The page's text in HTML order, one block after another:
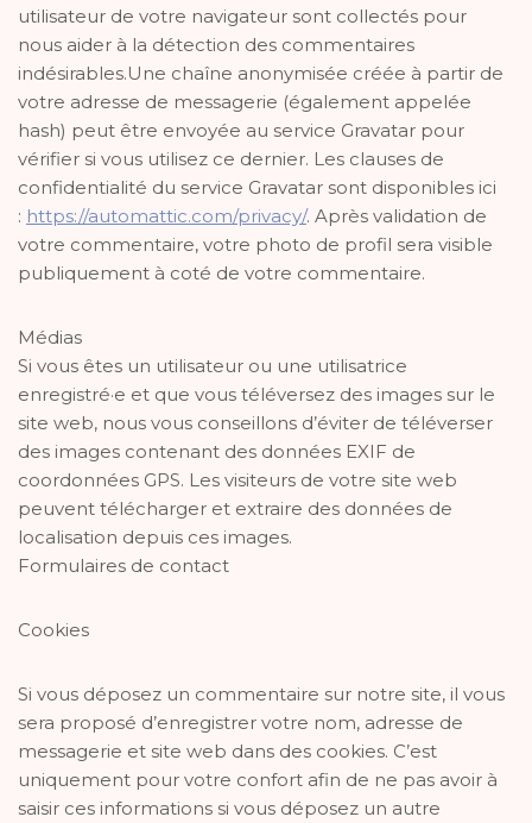
utilisateur de votre navigateur sont collectés pour
nous aider à la détection des commentaires
indésirables.Une chaîne anonymisée créée à partir de
votre adresse de messagerie (également appelée
hash) peut être envoyée au service Gravatar pour
vérifier si vous utilisez ce dernier. Les clauses de
confidentialité du service Gravatar sont disponibles ici
: https://automattic.com/privacy/. Après validation de
votre commentaire, votre photo de profil sera visible
publiquement à coté de votre commentaire.
Médias
Si vous êtes un utilisateur ou une utilisatrice
enregistré·e et que vous téléversez des images sur le
site web, nous vous conseillons d’éviter de téléverser
des images contenant des données EXIF de
coordonnées GPS. Les visiteurs de votre site web
peuvent télécharger et extraire des données de
localisation depuis ces images.
Formulaires de contact
Cookies
Si vous déposez un commentaire sur notre site, il vous
sera proposé d’enregistrer votre nom, adresse de
messagerie et site web dans des cookies. C’est
uniquement pour votre confort afin de ne pas avoir à
saisir ces informations si vous déposez un autre